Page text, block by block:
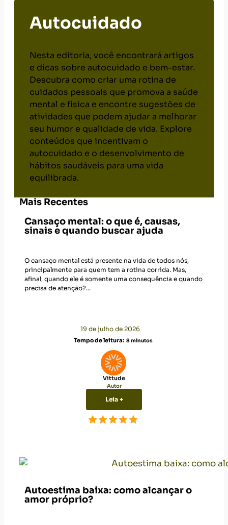
Autocuidado
Nesta editoria, você encontrará artigos
e dicas sobre autocuidado e bem-estar.
Descubra como criar uma rotina de
cuidados pessoais que promova a saúde
mental e física e encontre sugestões de
atividades que podem ajudar a melhorar
seu humor e qualidade de vida. Explore
conteúdos que incentivam o
autocuidado e o desenvolvimento de
hábitos saudáveis para uma vida
equilibrada.
Mais Recentes
Cansaço mental: o que é, causas,
sinais e quando buscar ajuda
O cansaço mental está presente na vida de todos nós,
principalmente para quem tem a rotina corrida. Mas,
afinal, quando ele é somente uma consequência e quando
precisa de atenção?...
19 de julho de 2026
Tempo de leitura: 8minutos
Vittude
Autor
Leia +
Autoestima baixa: como alcançar o
amor próprio?